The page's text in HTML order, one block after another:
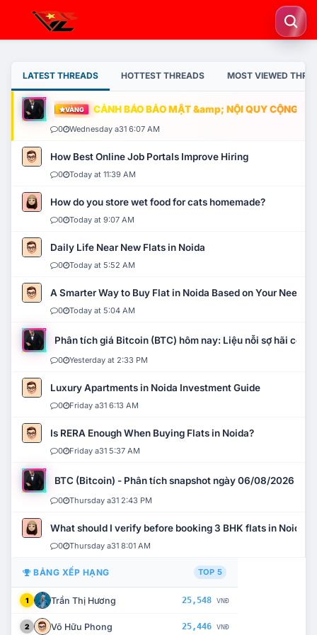
LATEST THREADS HOTTEST THREADS MOST VIEWED
VÀNG CẢNH BÁO BẢO MẬT &amp; NỘI QUY CỘNG
0 Wednesday a31 6:07 AM
How Best Online Job Portals Improve Hiring
0 Today at 11:39 AM
How do you store wet food for cats homemade?
0 Today at 9:07 AM
Daily Life Near New Flats in Noida
0 Today at 5:52 AM
A Smarter Way to Buy Flat in Noida Based on Your Needs
0 Today at 5:04 AM
Phân tích giá Bitcoin (BTC) hôm nay: Liệu nỗi sợ hãi có
0 Yesterday at 2:33 PM
Luxury Apartments in Noida Investment Guide
0 Friday a31 6:13 AM
Is RERA Enough When Buying Flats in Noida?
0 Friday a31 5:37 AM
BTC (Bitcoin) - Phân tích snapshot ngày 06/08/2026
0 Thursday a31 2:43 PM
What should I verify before booking 3 BHK flats in Noida?
0 Thursday a31 8:01 AM
BẢNG XẾP HẠNG TOP 5
1 Trần Thị Hương 25,548 VNĐ
2 Võ Hữu Phong 25,446 VNĐ